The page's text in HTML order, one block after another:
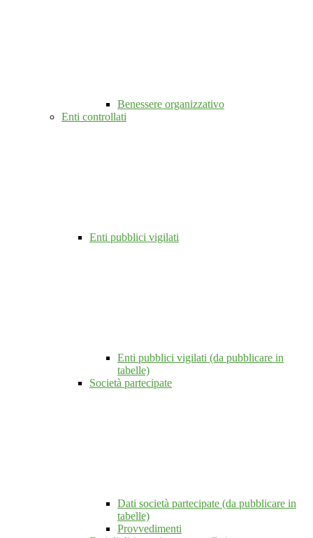
Benessere organizzativo
Enti controllati
Enti pubblici vigilati
Enti pubblici vigilati (da pubblicare in
tabelle)
Società partecipate
Dati società partecipate (da pubblicare in
tabelle)
Provvedimenti